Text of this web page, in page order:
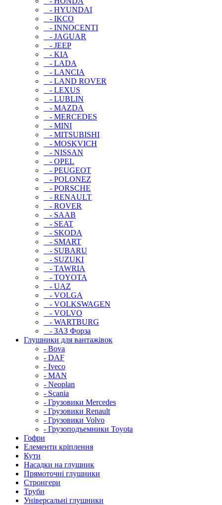
- HYUNDAI
- IKCO
- INNOCENTI
- JAGUAR
- JEEP
- KIA
- LADA
- LANCIA
- LAND ROVER
- LEXUS
- LUBLIN
- MAZDA
- MERCEDES
- MINI
- MITSUBISHI
- MOSKVICH
- NISSAN
- OPEL
- PEUGEOT
- POLONEZ
- PORSCHE
- RENAULT
- ROVER
- SAAB
- SEAT
- SKODA
- SMART
- SUBARU
- SUZUKI
- TAWRIA
- TOYOTA
- UAZ
- VOLGA
- VOLKSWAGEN
- VOLVO
- WARTBURG
- ЗАЗ Форза
Глушники для вантажівок
- Bova
- DAF
- Iveco
- MAN
- Neoplan
- Scania
- Грузовики Mercedes
- Грузовики Renault
- Грузовики Volvo
- Грузоподъемники Toyota
Гофри
Елементи кріплення
Кути
Насадки на глушник
Прямоточні глушники
Стронгери
Труби
Універсальні глушники